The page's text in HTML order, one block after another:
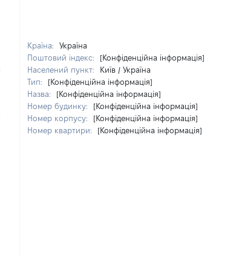
Країна:
Україна
Поштовий індекс:
[Конфіденційна інформація]
Населений пункт:
Київ / Україна
Тип:
[Конфіденційна інформація]
Назва:
[Конфіденційна інформація]
Номер будинку:
[Конфіденційна інформація]
Номер корпусу:
[Конфіденційна інформація]
Номер квартири:
[Конфіденційна інформація]